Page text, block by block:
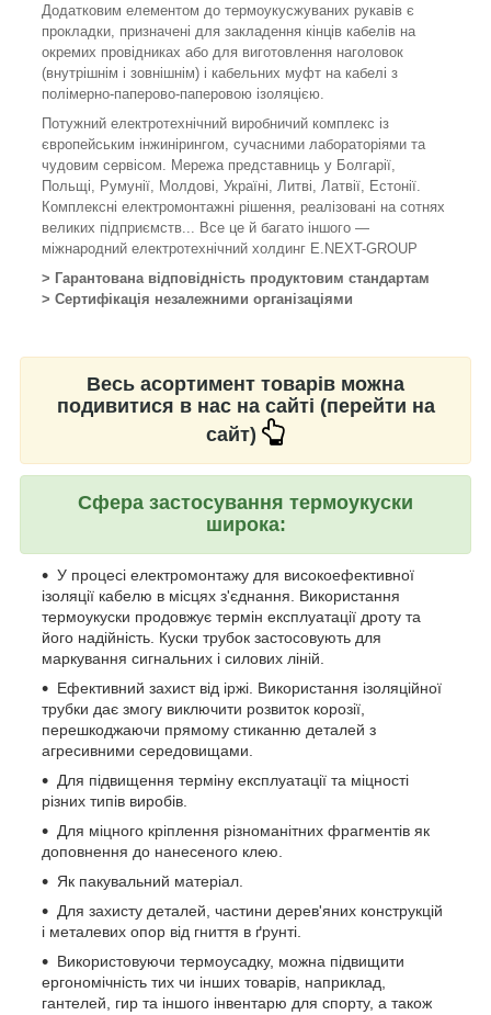
Додатковим елементом до термоукусжуваних рукавів є
прокладки, призначені для закладення кінців кабелів на
окремих провідниках або для виготовлення наголовок
(внутрішнім і зовнішнім) і кабельних муфт на кабелі з
полімерно-паперово-паперовою ізоляцією.
Потужний електротехнічний виробничий комплекс із
європейським інжинірингом, сучасними лабораторіями та
чудовим сервісом. Мережа представниць у Болгарії,
Польщі, Румунії, Молдові, Україні, Литві, Латвії, Естонії.
Комплексні електромонтажні рішення, реалізовані на сотнях
великих підприємств... Все це й багато іншого —
міжнародний електротехнічний холдинг E.NEXT-GROUP
> Гарантована відповідність продуктовим стандартам
> Сертифікація незалежними організаціями
Весь асортимент товарів можна
подивитися в нас на сайті (перейти на
сайт)
Сфера застосування термоукуски
широка:
У процесі електромонтажу для високоефективної
ізоляції кабелю в місцях з'єднання. Використання
термоукуски продовжує термін експлуатації дроту та
його надійність. Куски трубок застосовують для
маркування сигнальних і силових ліній.
Ефективний захист від іржі. Використання ізоляційної
трубки дає змогу виключити розвиток корозії,
перешкоджаючи прямому стиканню деталей з
агресивними середовищами.
Для підвищення терміну експлуатації та міцності
різних типів виробів.
Для міцного кріплення різноманітних фрагментів як
доповнення до нанесеного клею.
Як пакувальний матеріал.
Для захисту деталей, частини дерев'яних конструкцій
і металевих опор від гниття в ґрунті.
Використовуючи термоусадку, можна підвищити
ергономічність тих чи інших товарів, наприклад,
гантелей, гир та іншого інвентарю для спорту, а також